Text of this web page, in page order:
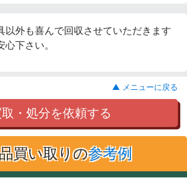
以外も喜んで回収させていただきます
心下さい。
▲ メニューに戻る
取・処分を依頼する
買い取りの参考例